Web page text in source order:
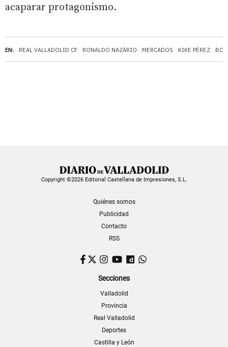
EN: REAL VALLADOLID CF RONALDO NAZÁRIO MERCADOS KIKE PÉREZ
acaparar protagonismo.
Copyright ©2026 Editorial Castellana de Impresiones, S.L.
Quiénes somos
Publicidad
Contacto
RSS
Facebook
TwitterInstagram
YouTubeDailymotion
Secciones
Valladolid
Provincia
Real Valladolid
Deportes
Castilla y León